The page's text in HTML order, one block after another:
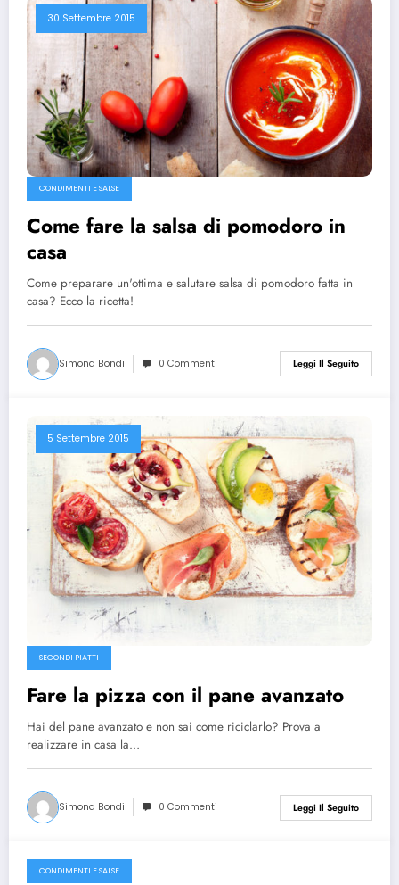
30 Settembre 2015
CONDIMENTI E SALSE
Come fare la salsa di pomodoro in
casa
Come preparare un'ottima e salutare salsa di pomodoro fatta in
casa? Ecco la ricetta!
Simona Bondi 0 Commenti Leggi Il Seguito
5 Settembre 2015
SECONDI PIATTI
Fare la pizza con il pane avanzato
Hai del pane avanzato e non sai come riciclarlo? Prova a
realizzare in casa la…
Simona Bondi 0 Commenti Leggi Il Seguito
26 Luglio 2014
CONDIMENTI E SALSE